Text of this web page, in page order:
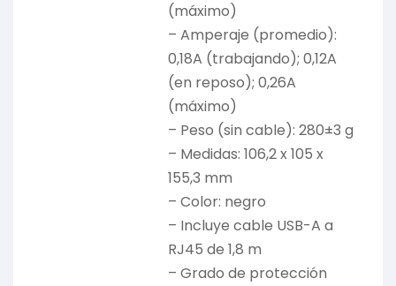
(máximo)
– Amperaje (promedio):
0,18A (trabajando); 0,12A
(en reposo); 0,26A
(máximo)
– Peso (sin cable): 280±3 g
– Medidas: 106,2 x 105 x
155,3 mm
– Color: negro
– Incluye cable USB-A a
RJ45 de 1,8 m
– Grado de protección